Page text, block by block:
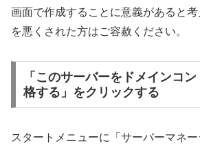
画面で作成することに意義があると
を悪くされた方はご容赦ください。
「このサーバーをドメインコ
格する」をクリックする
スタートメニューに「サーバーマネ